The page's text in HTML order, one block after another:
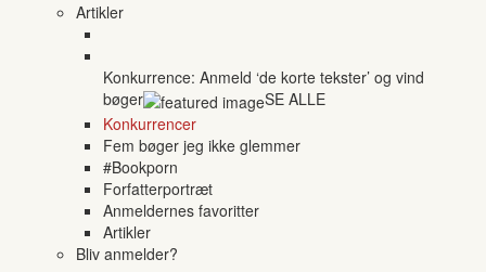
Artikler
Konkurrence: Anmeld ‘de korte tekster’ og vind
bøger
SE ALLE
Konkurrencer
Fem bøger jeg ikke glemmer
#Bookporn
Forfatterportræt
Anmeldernes favoritter
Artikler
Bliv anmelder?